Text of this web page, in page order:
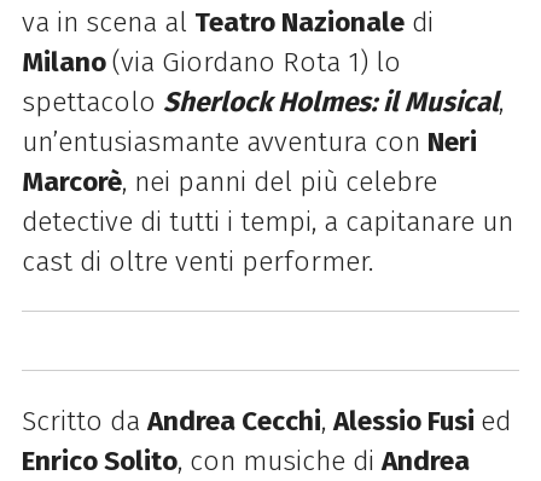
va in scena al Teatro Nazionaledi
Milano(via Giordano Rota 1) lo
spettacolo Sherlock Holmes: il Musical,
un’entusiasmante avventura con Neri
Marcorè, nei panni del più celebre
detective di tutti i tempi, a capitanare un
cast di oltre venti performer.
Scritto daAndrea Cecchi,Alessio Fusi ed
Enrico Solito, con musiche diAndrea